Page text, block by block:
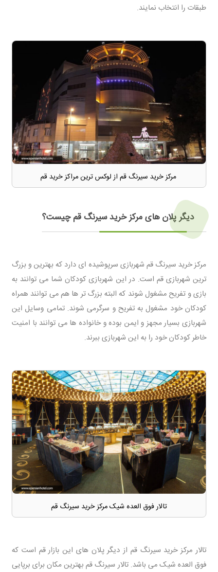
طبقات را انتخاب نمایند.
مرکز خرید سیرنگ قم از لوکس ترین مراکز خرید قم
دیگر پلان های مرکز خرید سیرنگ قم چیست؟
مرکز خرید سیرنگ قم شهربازی سرپوشیده ای دارد که بهترین و بزرگ
ترین شهربازی قم است. در این شهربازی کودکان شما می توانند به
بازی و تفریح مشغول شوند که البته بزرگ تر ها هم می توانند همراه
کودکان خود مشغول به تفریح و سرگرمی شوند. تمامی وسایل این
شهربازی بسیار مجهز و ایمن بوده و خانواده ها می توانند با امنیت
خاطر کودکان خود را به این شهربازی ببرند.
تالار فوق العده شیک مرکز خرید سیرنگ قم
تالار مرکز خرید سیرنگ قم از دیگر پلان های این بازار قم است که
فوق العده شیک می باشد. تالار سیرنگ قم بهترین مکان برای برپایی